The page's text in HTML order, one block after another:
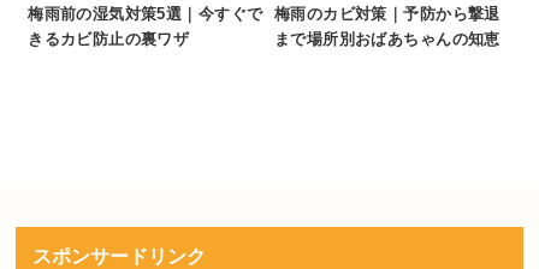
梅雨前の湿気対策5選｜今すぐで
きるカビ防止の裏ワザ
梅雨のカビ対策｜予防から撃退
まで場所別おばあちゃんの知恵
スポンサードリンク